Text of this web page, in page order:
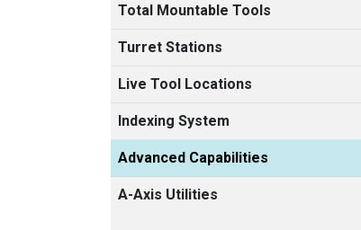
Total Mountable Tools
Turret Stations
Live Tool Locations
Indexing System
Advanced Capabilities
A-Axis Utilities